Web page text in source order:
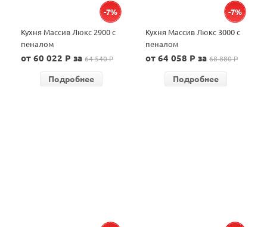
-7%
Кухня Массив Люкс 2900 с
пеналом
от 60 022 P за64 540 P
Подробнее
-7%
Кухня Массив Люкс 3000 с
пеналом
от 64 058 P за68 880 P
Подробнее